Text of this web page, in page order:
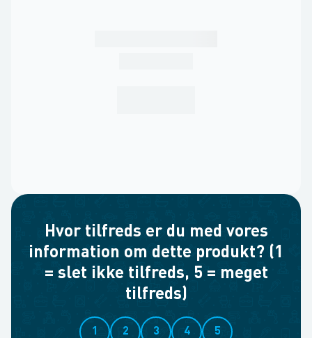
Hvor tilfreds er du med vores
information om dette produkt? (1
= slet ikke tilfreds, 5 = meget
tilfreds)
1 2 3 4 5